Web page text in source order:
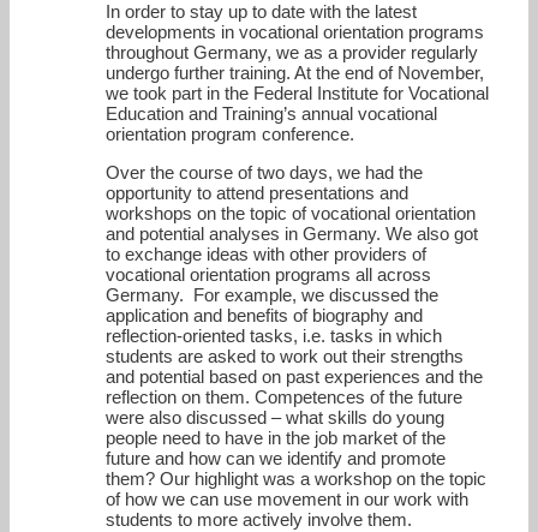
In order to stay up to date with the latest
developments in vocational orientation programs
throughout Germany, we as a provider regularly
undergo further training. At the end of November,
we took part in the Federal Institute for Vocational
Education and Training’s annual vocational
orientation program conference.
Over the course of two days, we had the
opportunity to attend presentations and
workshops on the topic of vocational orientation
and potential analyses in Germany. We also got
to exchange ideas with other providers of
vocational orientation programs all across
Germany. For example, we discussed the
application and benefits of biography and
reflection-oriented tasks, i.e. tasks in which
students are asked to work out their strengths
and potential based on past experiences and the
reflection on them. Competences of the future
were also discussed – what skills do young
people need to have in the job market of the
future and how can we identify and promote
them? Our highlight was a workshop on the topic
of how we can use movement in our work with
students to more actively involve them.